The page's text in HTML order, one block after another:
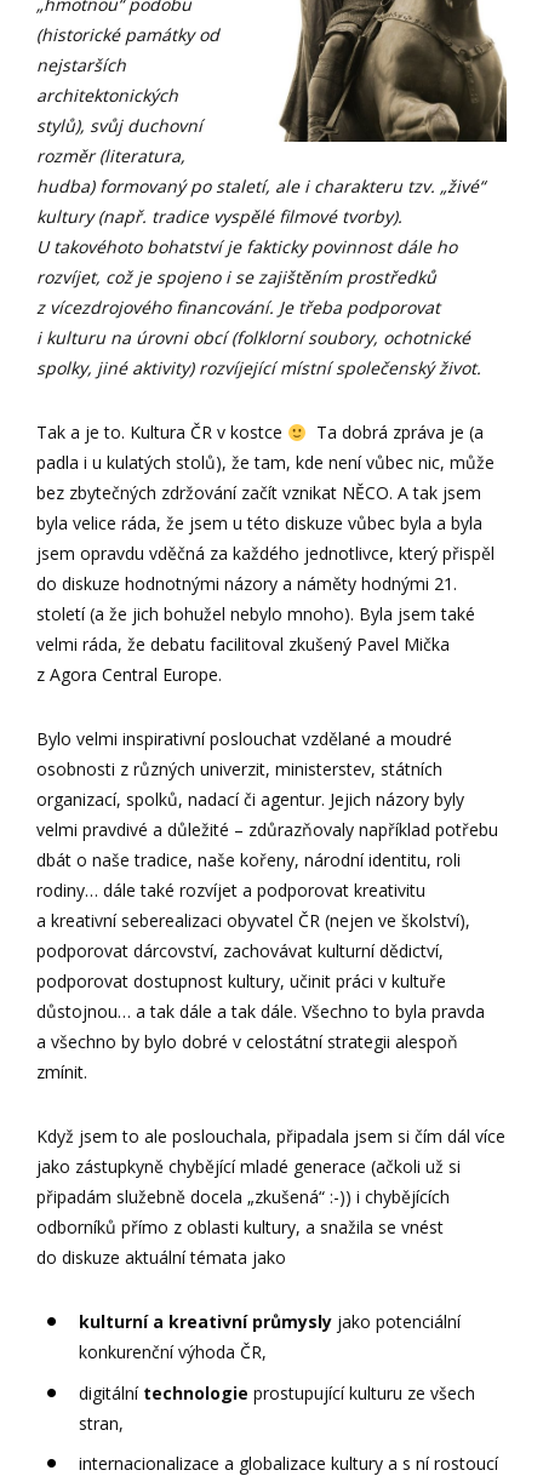
(historické památky od
nejstarších
architektonických
stylů), svůj duchovní
rozměr (literatura,
hudba) formovaný po staletí, ale i charakteru tzv. „živé“
kultury (např. tradice vyspělé filmové tvorby).
U takovéhoto bohatství je fakticky povinnost dále ho
rozvíjet, což je spojeno i se zajištěním prostředků
z vícezdrojového financování. Je třeba podporovat
i kulturu na úrovni obcí (folklorní soubory, ochotnické
spolky, jiné aktivity) rozvíjející místní společenský život.
Tak a je to. Kultura ČR v kostce
Ta dobrá zpráva je (a
padla i u kulatých stolů), že tam, kde není vůbec nic, může
bez zbytečných zdržování začít vznikat NĚCO. A tak jsem
byla velice ráda, že jsem u této diskuze vůbec byla a byla
jsem opravdu vděčná za každého jednotlivce, který přispěl
do diskuze hodnotnými názory a náměty hodnými 21.
století (a že jich bohužel nebylo mnoho). Byla jsem také
velmi ráda, že debatu facilitoval zkušený Pavel Mička
z Agora Central Europe.
Bylo velmi inspirativní poslouchat vzdělané a moudré
osobnosti z různých univerzit, ministerstev, státních
organizací, spolků, nadací či agentur. Jejich názory byly
velmi pravdivé a důležité – zdůrazňovaly například potřebu
dbát o naše tradice, naše kořeny, národní identitu, roli
rodiny… dále také rozvíjet a podporovat kreativitu
a kreativní seberealizaci obyvatel ČR (nejen ve školství),
podporovat dárcovství, zachovávat kulturní dědictví,
podporovat dostupnost kultury, učinit práci v kultuře
důstojnou… a tak dále a tak dále. Všechno to byla pravda
a všechno by bylo dobré v celostátní strategii alespoň
zmínit.
Když jsem to ale poslouchala, připadala jsem si čím dál více
jako zástupkyně chybějící mladé generace (ačkoli už si
připadám služebně docela „zkušená“ :-)) i chybějících
odborníků přímo z oblasti kultury, a snažila se vnést
do diskuze aktuální témata jako
kulturní a kreativní průmysly jako potenciální
konkurenční výhoda ČR,
digitální technologie prostupující kulturu ze všech
stran,
internacionalizace a globalizace kultury a s ní rostoucí